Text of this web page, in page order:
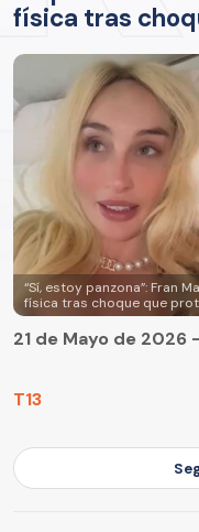
física tras
“Sí, estoy panzona”: Fran
física tras choque que
T13
21 de Mayo de 2026